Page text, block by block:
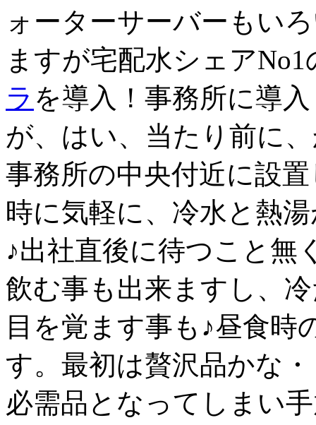
ォーターサーバーもい
ますが宅配水シェア
ラ を導入！事務所に導
が、はい、当たり前に
事務所の中央付近に設
時に気軽に、冷水と熱
♪出社直後に待つこと無
飲む事も出来ますし、
目を覚ます事も♪昼食時
す。最初は贅沢品かな
必需品となってしまい